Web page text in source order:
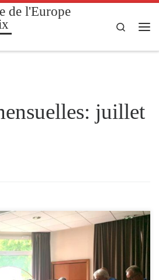
de l'Europe
Search
juillet
de Prévert – 1492 – Pour un flirt –